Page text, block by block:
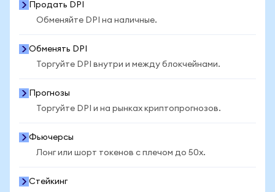
Продать DPI
Обменяйте DPI на наличные.
Обменять DPI
Торгуйте DPI внутри и между блокчейнами.
Прогнозы
Торгуйте DPI и на рынках криптопрогнозов.
Фьючерсы
Лонг или шорт токенов с плечом до 50x.
Стейкинг